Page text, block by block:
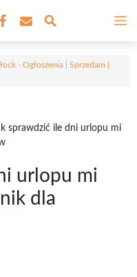
- Ogłoszenia | Sprzedam |
sprawdzić ile dni urlopu mi
urlopu mi
dla